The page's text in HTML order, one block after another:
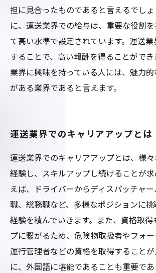
担に見合ったものであると言えるでしょ
に、運送業界での給与は、重要な役割
て高い水準で設定されています。運送
することで、高い報酬を得ることがで
業界に興味を持っている人には、魅力
がある業界であると言えます。
運送業界でのキャリアアップとは
運送業界でのキャリアアップとは、様
経験し、スキルアップし続けることが求
えば、ドライバーからディスパッチャ
職、総務職など、多様なポジションに挑
経験を積んでいきます。また、資格取得
プに繋がるため、危険物取扱者やフォー
運行管理者などの資格を取得することが
に、外国語に堪能であることも重要で